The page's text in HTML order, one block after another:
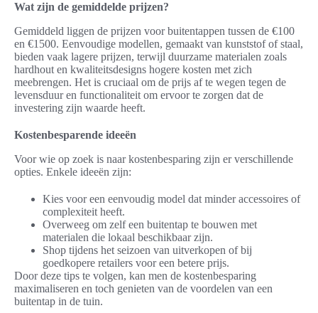
Wat zijn de gemiddelde prijzen?
Gemiddeld liggen de prijzen voor buitentappen tussen de €100
en €1500. Eenvoudige modellen, gemaakt van kunststof of staal,
bieden vaak lagere prijzen, terwijl duurzame materialen zoals
hardhout en kwaliteitsdesigns hogere kosten met zich
meebrengen. Het is cruciaal om de prijs af te wegen tegen de
levensduur en functionaliteit om ervoor te zorgen dat de
investering zijn waarde heeft.
Kostenbesparende ideeën
Voor wie op zoek is naar kostenbesparing zijn er verschillende
opties. Enkele ideeën zijn:
Kies voor een eenvoudig model dat minder accessoires of
complexiteit heeft.
Overweeg om zelf een buitentap te bouwen met
materialen die lokaal beschikbaar zijn.
Shop tijdens het seizoen van uitverkopen of bij
goedkopere retailers voor een betere prijs.
Door deze tips te volgen, kan men de kostenbesparing
maximaliseren en toch genieten van de voordelen van een
buitentap in de tuin.